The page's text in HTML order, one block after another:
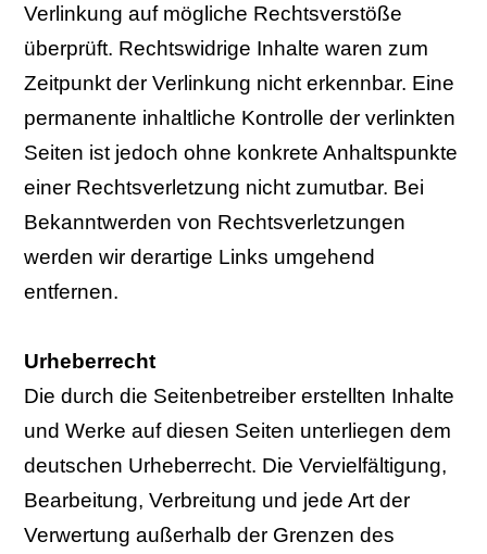
Verlinkung auf mögliche Rechtsverstöße
überprüft. Rechtswidrige Inhalte waren zum
Zeitpunkt der Verlinkung nicht erkennbar. Eine
permanente inhaltliche Kontrolle der verlinkten
Seiten ist jedoch ohne konkrete Anhaltspunkte
einer Rechtsverletzung nicht zumutbar. Bei
Bekanntwerden von Rechtsverletzungen
werden wir derartige Links umgehend
entfernen.
Urheberrecht
Die durch die Seitenbetreiber erstellten Inhalte
und Werke auf diesen Seiten unterliegen dem
deutschen Urheberrecht. Die Vervielfältigung,
Bearbeitung, Verbreitung und jede Art der
Verwertung außerhalb der Grenzen des